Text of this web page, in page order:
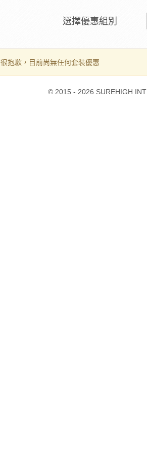
選擇優惠組別
很抱歉，目前尚無任何套裝優惠
© 2015 - 2026 SUREHIGH